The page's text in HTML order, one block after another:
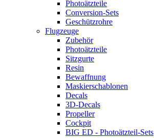
Photoätzteile
Conversion-Sets
Geschützrohre
Flugzeuge
Zubehör
Photoätzteile
Sitzgurte
Resin
Bewaffnung
Maskierschablonen
Decals
3D-Decals
Propeller
Cockpit
BIG ED - Photoätzteil-Sets